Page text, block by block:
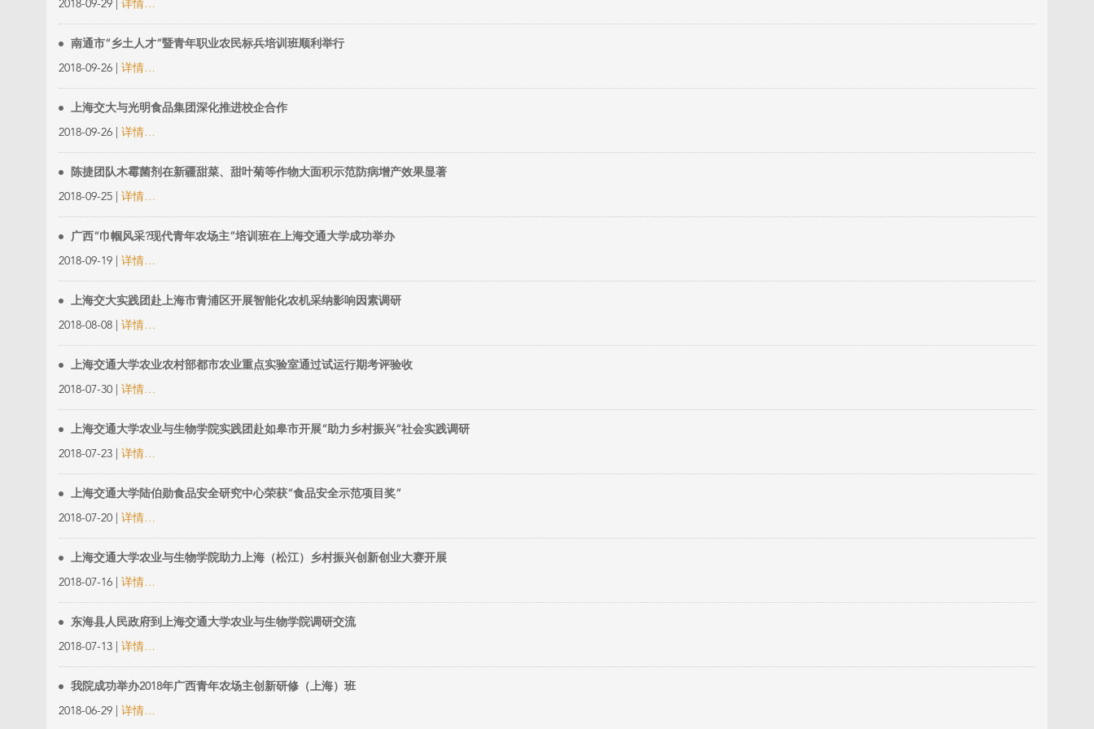
2018-09-29 | 详情…
南通市“乡土人才”暨青年职业农民标兵培训班顺利举行
2018-09-26 | 详情…
上海交大与光明食品集团深化推进校企合作
2018-09-26 | 详情…
陈捷团队木霉菌剂在新疆甜菜、甜叶菊等作物大面积示范防病增产效果显著
2018-09-25 | 详情…
广西“巾帼风采?现代青年农场主”培训班在上海交通大学成功举办
2018-09-19 | 详情…
上海交大实践团赴上海市青浦区开展智能化农机采纳影响因素调研
2018-08-08 | 详情…
上海交通大学农业农村部都市农业重点实验室通过试运行期考评验收
2018-07-30 | 详情…
上海交通大学农业与生物学院实践团赴如皋市开展“助力乡村振兴”社会实践调研
2018-07-23 | 详情…
上海交通大学陆伯勋食品安全研究中心荣获“食品安全示范项目奖”
2018-07-20 | 详情…
上海交通大学农业与生物学院助力上海（松江）乡村振兴创新创业大赛开展
2018-07-16 | 详情…
东海县人民政府到上海交通大学农业与生物学院调研交流
2018-07-13 | 详情…
我院成功举办2018年广西青年农场主创新研修（上海）班
2018-06-29 | 详情…